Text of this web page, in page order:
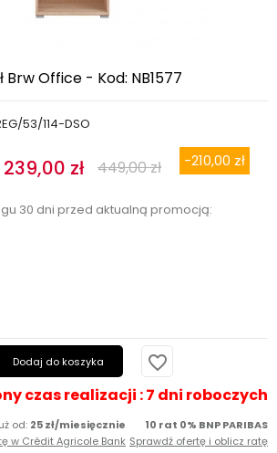
Brw Office - Kod: NB1577
53/114-DSO
239,00 zł 449,00 zł -210,00 zł
30 dni przed aktualną promocją:
Dodaj do koszyka favorite_border
czas realizacji : 7 dni roboczych
od: 25 zł/miesięcznie
w Crédit Agricole Bank
10 rat 0% BNP PARIBAS
Sprawdź ofertę i oblicz ratę